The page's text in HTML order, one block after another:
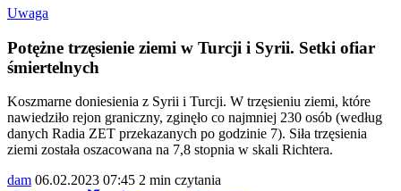
Uwaga
Potężne trzęsienie ziemi w Turcji i Syrii. Setki ofiar
śmiertelnych
Koszmarne doniesienia z Syrii i Turcji. W trzęsieniu ziemi, które
nawiedziło rejon graniczny, zginęło co najmniej 230 osób (według
danych Radia ZET przekazanych po godzinie 7). Siła trzęsienia
ziemi została oszacowana na 7,8 stopnia w skali Richtera.
dam 06.02.2023 07:45 2 min czytania